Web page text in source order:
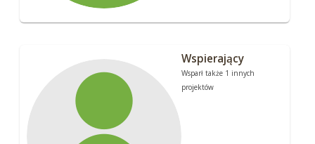
Wspierający
Wsparł także 1 innych
projektów